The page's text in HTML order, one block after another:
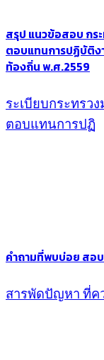
สรุป แนวข้อสอบ กร
ตอบแทนการปฏิบัติง
ท้องถิ่น พ.ศ.2559
ระเบียบกระทรว
ตอบแทนการปฏิ
คำถามที่พบบ่อย สอ
สารพัดปัญหา ที่ค